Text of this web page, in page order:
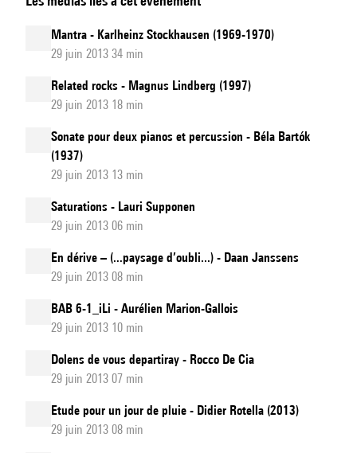
Mantra - Karlheinz Stockhausen (1969-1970)
29 juin 2013 34 min
Related rocks - Magnus Lindberg (1997)
29 juin 2013 18 min
Sonate pour deux pianos et percussion - Béla Bartók
(1937)
29 juin 2013 13 min
Saturations - Lauri Supponen
29 juin 2013 06 min
En dérive – (...paysage d’oubli...) - Daan Janssens
29 juin 2013 08 min
BAB 6-1_iLi - Aurélien Marion-Gallois
29 juin 2013 10 min
Dolens de vous departiray - Rocco De Cia
29 juin 2013 07 min
Etude pour un jour de pluie - Didier Rotella (2013)
29 juin 2013 08 min